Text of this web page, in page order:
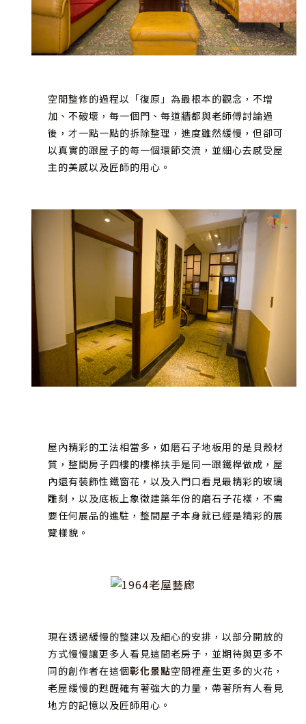
空閒整修的過程以「復原」為最根本的觀念，不增
加、不破壞，每一個門、每道牆都與老師傅討論過
後，才一點一點的拆除整理，進度雖然緩慢，但卻可
以真實的跟屋子的每一個環節交流，並細心去感受屋
主的美感以及匠師的用心。
屋內精彩的工法相當多，如磨石子地板用的是貝殼材
質，整間房子四樓的樓梯扶手是同一跟鐵桿做成，屋
內還有裝飾性鐵窗花，以及入門口看見最精彩的玻璃
雕刻，以及底板上象徵建築年份的磨石子花樣，不需
要任何展品的進駐，整間屋子本身就已經是精彩的展
覽樣貌。
現在透過緩慢的整建以及細心的安排，以部分開放的
方式慢慢讓更多人看見這間老房子，並期待與更多不
同的創作者在這個彰化景點空間裡產生更多的火花，
老屋緩慢的甦醒確有著強大的力量，帶著所有人看見
地方的記憶以及匠師用心。